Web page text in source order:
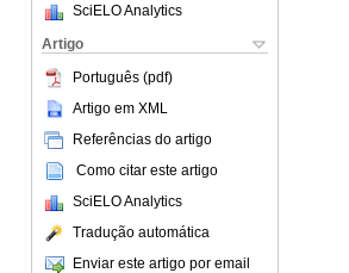
SciELO Analytics
Artigo
Português (pdf)
Artigo em XML
Referências do artigo
Como citar este artigo
SciELO Analytics
Tradução automática
Enviar este artigo por email